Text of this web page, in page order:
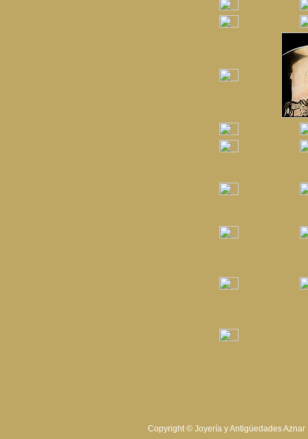
Copyright © Joyería y Antigüedades